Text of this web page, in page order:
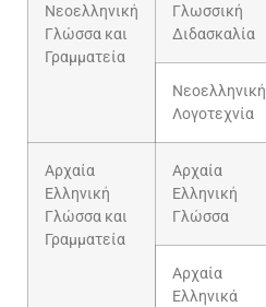
Νεοελληνική
Γλώσσα και
Γραμματεία
Γλωσσική
Διδασκαλία
Νεοελληνική
Λογοτεχνία
Αρχαία
Ελληνική
Γλώσσα και
Γραμματεία
Αρχαία
Ελληνική
Γλώσσα
Αρχαία
Ελληνικά